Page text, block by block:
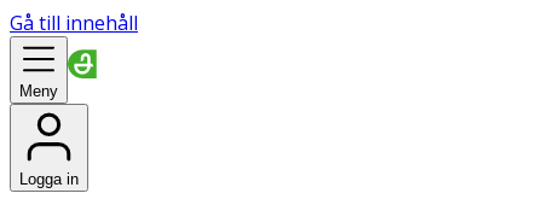
Gå till innehåll
Meny
Logga in